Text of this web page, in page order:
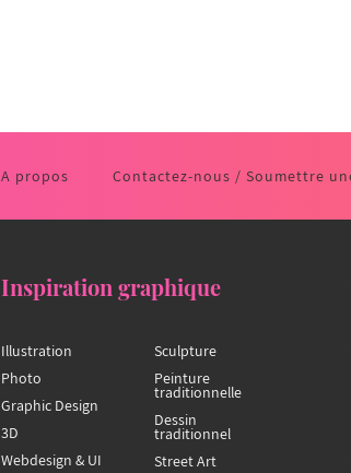
A propos Contactez-nous / Soumettre
Inspiration graphique
Illustration
Photo
Graphic Design
3D
Webdesign & UI
Sculpture
Peinture
traditionnelle
Dessin
traditionnel
Street Art